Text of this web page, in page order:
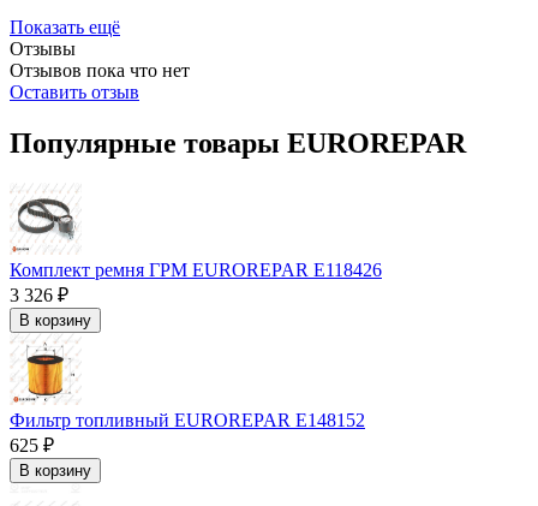
Показать ещё
Отзывы
Отзывов пока что нет
Оставить отзыв
Популярные товары EUROREPAR
Комплект ремня ГРМ EUROREPAR E118426
3 326 ₽
В корзину
Фильтр топливный EUROREPAR E148152
625 ₽
В корзину